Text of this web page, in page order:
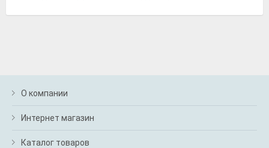
О компании
Интернет магазин
Каталог товаров